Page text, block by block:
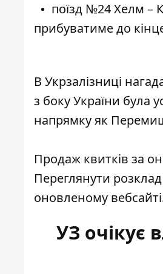
поїзд №24 Хелм –
прибуватиме до
В Укрзалізниці
з боку України була
напрямку як
Продаж квитків за
Переглянути
оновленому
УЗ очікує